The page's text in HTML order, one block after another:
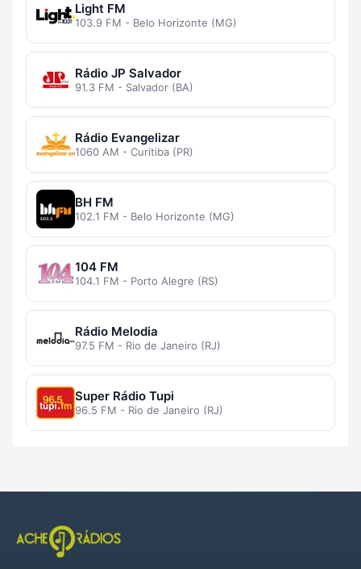
Light FM
103.9 FM - Belo Horizonte (MG)
Rádio JP Salvador
91.3 FM - Salvador (BA)
Rádio Evangelizar
1060 AM - Curitiba (PR)
BH FM
102.1 FM - Belo Horizonte (MG)
104 FM
104.1 FM - Porto Alegre (RS)
Rádio Melodia
97.5 FM - Rio de Janeiro (RJ)
Super Rádio Tupi
96.5 FM - Rio de Janeiro (RJ)